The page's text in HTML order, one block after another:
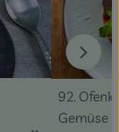
92.
Gemüse